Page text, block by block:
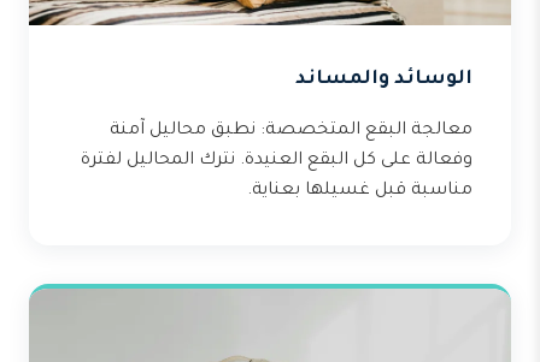
الوسائد والمساند
معالجة البقع المتخصصة: نطبق محاليل آمنة
وفعالة على كل البقع العنيدة. نترك المحاليل لفترة
مناسبة قبل غسيلها بعناية.